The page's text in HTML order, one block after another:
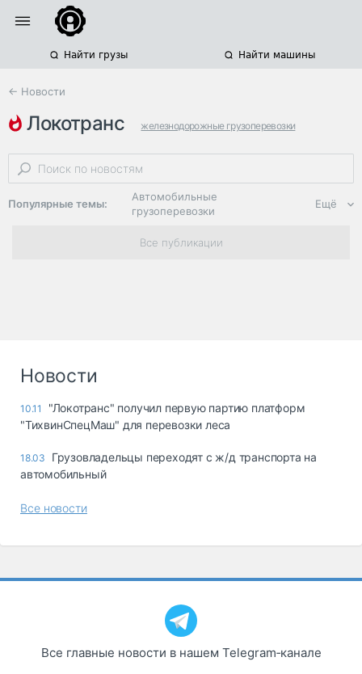
Найти грузы Найти машины
← Новости
локотранс железнодорожные грузоперевозки
железнодорожные операторы подвижной состав
Популярные темы:
Автомобильные
грузоперевозки
Региональная
логистика
опасные грузы
страхование
Спецтехника
Автосервис,
запчасти, шины
Ещё
Все публикации
Новости
10.11
"Локотранс" получил первую партию платформ
"ТихвинСпецМаш" для перевозки леса
18.03
Грузовладельцы переходят с ж/д транспорта на
автомобильный
Все новости
Все главные новости в нашем Telegram‑канале